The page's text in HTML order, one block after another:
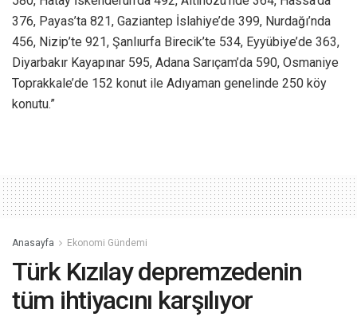
376, Payas’ta 821, Gaziantep İslahiye’de 399, Nurdağı’nda
456, Nizip’te 921, Şanlıurfa Birecik’te 534, Eyyübiye’de 363,
Diyarbakır Kayapınar 595, Adana Sarıçam’da 590, Osmaniye
Toprakkale’de 152 konut ile Adıyaman genelinde 250 köy
konutu.”
Anasayfa Ekonomi Gündemi
Türk Kızılay depremzedenin
tüm ihtiyacını karşılıyor